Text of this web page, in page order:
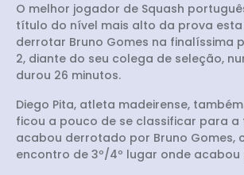
O melhor jogador de Squash
título do nível mais alto da prova
derrotar Bruno Gomes na finalíssima
2, diante do seu colega de seleção,
durou 26 minutos.
Diego Pita, atleta madeirense,
ficou a pouco de se classificar para a
acabou derrotado por Bruno Gomes,
encontro de 3º/4º lugar onde acabou